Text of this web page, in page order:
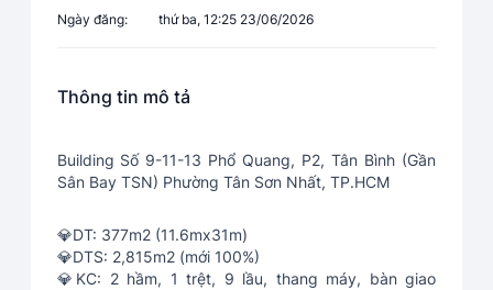
Ngày đăng:
thứ ba, 12:25 23/06/2026
Thông tin mô tả
Building Số 9-11-13 Phổ Quang, P2, Tân Bình (Gần
Sân Bay TSN) Phường Tân Sơn Nhất, TP.HCM
💎DT: 377m2 (11.6mx31m)
💎DTS: 2,815m2 (mới 100%)
💎KC: 2 hầm, 1 trệt, 9 lầu, thang máy, bàn giao